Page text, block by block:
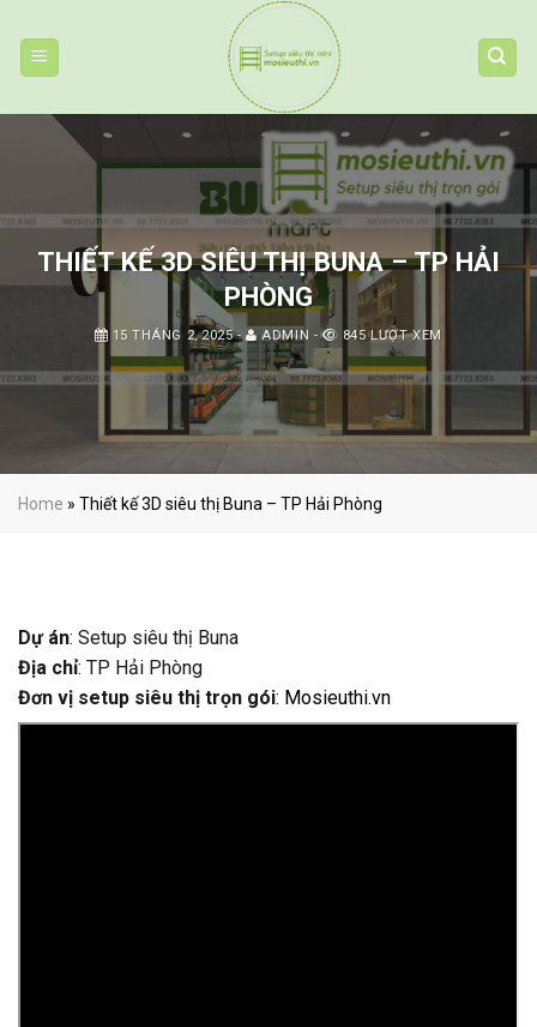
content
THIẾT KẾ 3D SIÊU THỊ BUNA – TP HẢI
PHÒNG
15 THÁNG 2, 2025- ADMIN - 845 LƯỢT XEM
Home » Thiết kế 3D siêu thị Buna – TP Hải Phòng
Dự án: Setup siêu thị Buna
Địa chỉ: TP Hải Phòng
Đơn vị setup siêu thị trọn gói: Mosieuthi.vn